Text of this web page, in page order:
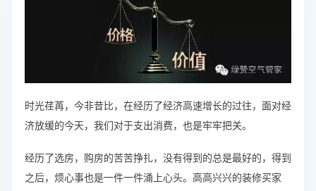
时光荏苒，今非昔比，在经历了经济高速增长的过往，面对经
济放缓的今天，我们对于支出消费，也是牢牢把关。
经历了选房，购房的苦苦挣扎，没有得到的总是最好的，得到
之后，烦心事也是一件一件涌上心头。高高兴兴的装修买家